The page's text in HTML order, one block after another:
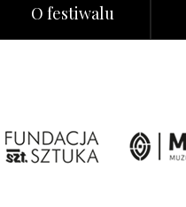
O festiwalu